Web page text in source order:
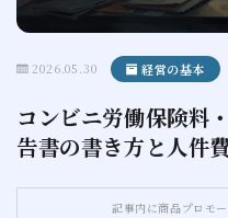
プロフィール
お問い合わせ
サイトマップ
2026.05.30 経営の基本
コンビニ労働保険料
告書の書き方と人件
記事内に商品プロモ